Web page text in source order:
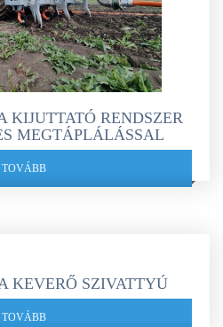
KIJUTTATÓ RENDSZER
MEGTÁPLÁLÁSSAL
TOVÁBB
KEVERŐ SZIVATTYÚ
TOVÁBB